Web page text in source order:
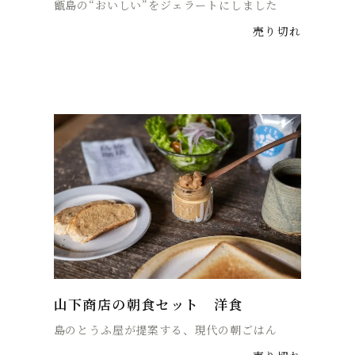
甑島の“おいしい”をジェラートにしました
売り切れ
山下商店の朝食セット 洋食
島のとうふ屋が提案する、現代の朝ごはん